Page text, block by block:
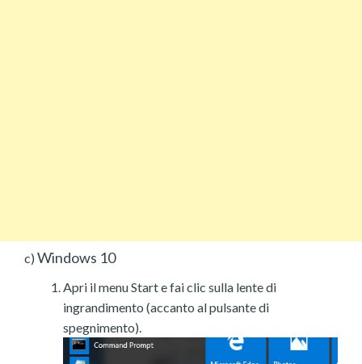
c) Windows 10
Apri il menu Start e fai clic sulla lente di
ingrandimento (accanto al pulsante di
spegnimento).